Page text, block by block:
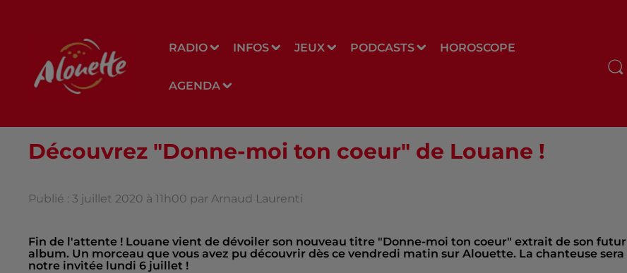
RADIO INFOS JEUX PODCASTS HOROSCOPE
AGENDA
Découvrez "Donne-moi ton coeur" de Louane !
Publié : 3 juillet 2020 à 11h00 par Arnaud Laurenti
Fin de l'attente ! Louane vient de dévoiler son nouveau titre "Donne-moi ton coeur" extrait de son futur
album. Un morceau que vous avez pu découvrir dès ce vendredi matin sur Alouette. La chanteuse sera
notre invitée lundi 6 juillet !